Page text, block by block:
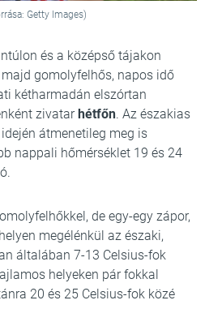
Getty Images)
és a középső tájakon
gomolyfelhős, napos idő
kétharmadán elszórtan
zivatar hétfőn. Az északias
átmenetileg meg is
nappali hőmérséklet 19 és 24
de egy-egy zápor,
megélénkül az északi,
általában 7-13 Celsius-fok
helyeken pár fokkal
20 és 25 Celsius-fok közé